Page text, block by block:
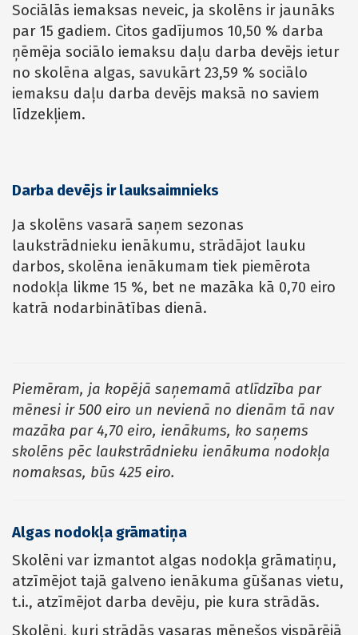
Sociālās iemaksas neveic, ja skolēns ir jaunāks
par 15 gadiem. Citos gadījumos 10,50 % darba
ņēmēja sociālo iemaksu daļu darba devējs ietur
no skolēna algas, savukārt 23,59 % sociālo
iemaksu daļu darba devējs maksā no saviem
līdzekļiem.
Darba devējs ir lauksaimnieks
Ja skolēns vasarā saņem sezonas
laukstrādnieku ienākumu, strādājot lauku
darbos, skolēna ienākumam tiek piemērota
nodokļa likme 15 %, bet ne mazāka kā 0,70 eiro
katrā nodarbinātības dienā.
Piemēram, ja kopējā saņemamā atlīdzība par
mēnesi ir 500 eiro un nevienā no dienām tā nav
mazāka par 4,70 eiro, ienākums, ko saņems
skolēns pēc laukstrādnieku ienākuma nodokļa
nomaksas, būs 425 eiro.
Algas nodokļa grāmatiņa
Skolēni var izmantot algas nodokļa grāmatiņu,
atzīmējot tajā galveno ienākuma gūšanas vietu,
t.i., atzīmējot darba devēju, pie kura strādās.
Skolēni, kuri strādās vasaras mēnešos vispārējā